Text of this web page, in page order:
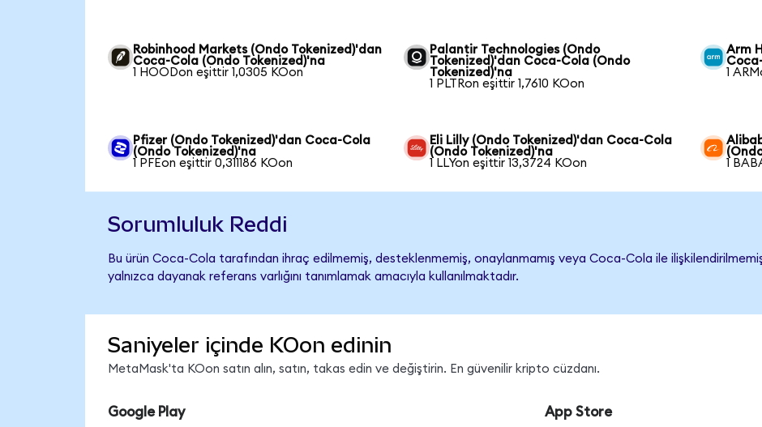
Robinhood Markets (Ondo Tokenized)'dan
Coca-Cola (Ondo Tokenized)'na
1 HOODon eşittir 1,0305 KOon
Palantir Technologies (Ondo
Tokenized)'dan Coca-Cola (Ondo
Tokenized)'na
1 PLTRon eşittir 1,7610 KOon
Arm
1
Pfizer (Ondo Tokenized)'dan Coca-Cola
(Ondo Tokenized)'na
1 PFEon eşittir 0,311186 KOon
Eli Lilly (Ondo Tokenized)'dan Coca-Cola
(Ondo Tokenized)'na
1 LLYon eşittir 13,3724 KOon
1
Sorumluluk Reddi
Bu ürün Coca-Cola tarafından ihraç edilmemiş, desteklenmemiş, onaylanmamış veya Coca-Cola ile
yalnızca dayanak referans varlığını tanımlamak amacıyla kullanılmaktadır.
Saniyeler içinde KOon edinin
MetaMask'ta KOon satın alın, satın, takas edin ve değiştirin. En güvenilir kripto cüzdanı.
Google Play App Store